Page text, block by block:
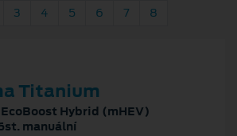
3 4 5 6 7 8
Titanium
Hybrid (mHEV)
manuální